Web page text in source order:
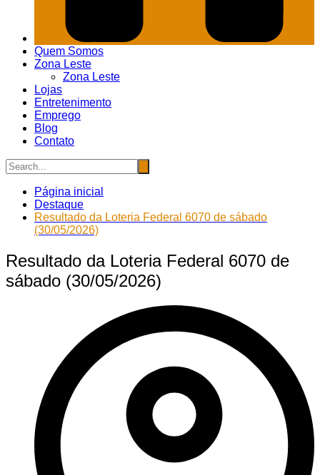
Quem Somos
Zona Leste
Zona Leste
Lojas
Entretenimento
Emprego
Blog
Contato
Página inicial
Destaque
Resultado da Loteria Federal 6070 de sábado
(30/05/2026)
Resultado da Loteria Federal 6070 de
sábado (30/05/2026)